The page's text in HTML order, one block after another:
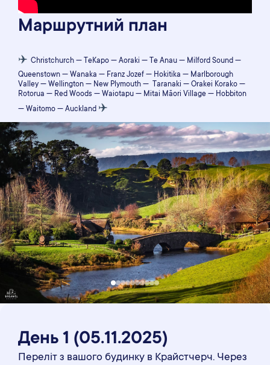
Маршрутний план
✈️ Christchurch — TeKapo — Aoraki — Te Anau — Milford Sound —
Queenstown — Wanaka — Franz Jozef — Hokitika — Marlborough
Valley — Wellington — New Plymouth — Taranaki — Orakei Korako —
Rotorua — Red Woods — Waiotapu — Mitai Māori Village — Hobbiton
— Waitomo — Auckland ✈️
День 1 (05.11.2025)
Переліт з вашого будинку в Крайстчерч. Через